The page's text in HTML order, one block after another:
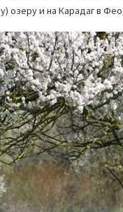
озеру и на Карадаг в